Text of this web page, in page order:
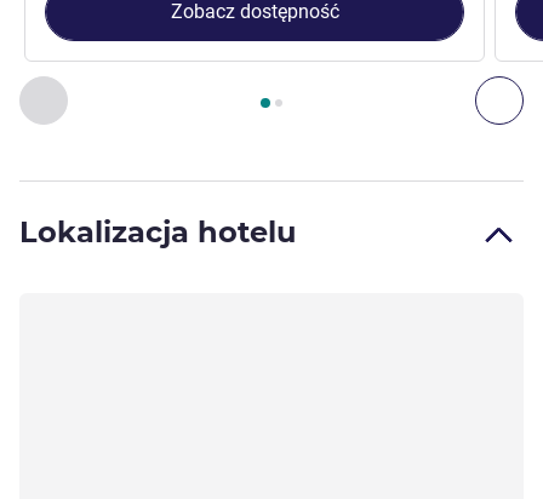
Poprzedni - Pokój
Strona , Pokój 1 : Classic Room, forest view - 1 king
Zobacz dostępność
Lokalizacja hotelu